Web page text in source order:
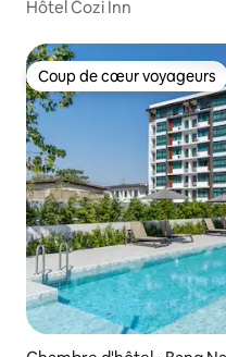
Hôtel Cozi Inn
Coup de cœur voyageurs
Coup de cœur voyageurs